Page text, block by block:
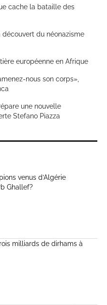
cache la bataille des
du néonazisme
européenne en Afrique
nous son corps»,
une nouvelle
Stefano Piazza
venus d’Algérie
Ghallef?
milliards de dirhams à